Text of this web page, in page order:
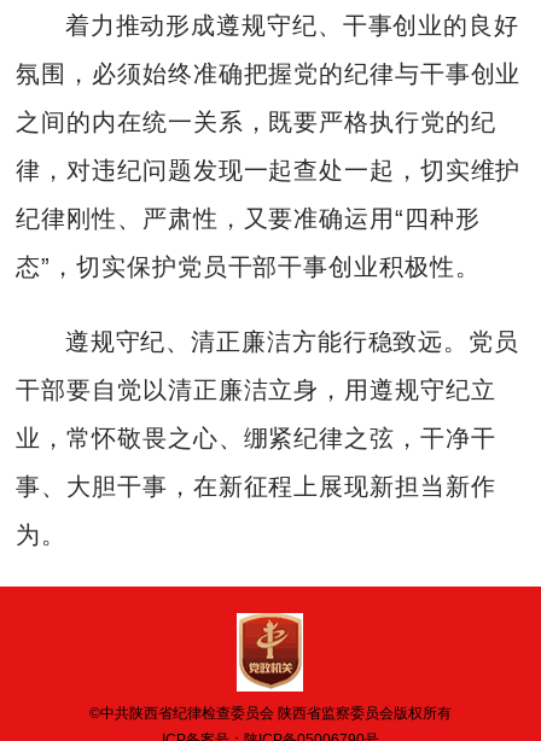
着力推动形成遵规守纪、干事创业的良好
氛围，必须始终准确把握党的纪律与干事创业
之间的内在统一关系，既要严格执行党的纪
律，对违纪问题发现一起查处一起，切实维护
纪律刚性、严肃性，又要准确运用“四种形
态”，切实保护党员干部干事创业积极性。
遵规守纪、清正廉洁方能行稳致远。党员
干部要自觉以清正廉洁立身，用遵规守纪立
业，常怀敬畏之心、绷紧纪律之弦，干净干
事、大胆干事，在新征程上展现新担当新作
为。
©中共陕西省纪律检查委员会 陕西省监察委员会版权所有